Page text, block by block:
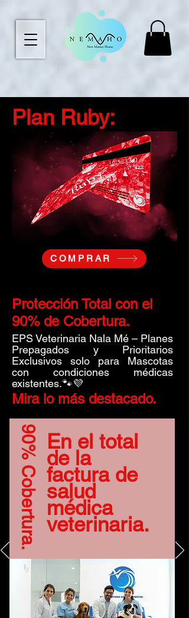
Plan Ruby:
COMPRAR
Protección Total con el
90% de Cobertura.
EPS Veterinaria Nala Mé – Planes
Prepagados y Prioritarios
Exclusivos solo para Mascotas
con condiciones médicas
existentes.🐾💜
Mira lo más destacado.
90% Cobertura. En el total
de la
factura de
salud
médica
veterinaria.